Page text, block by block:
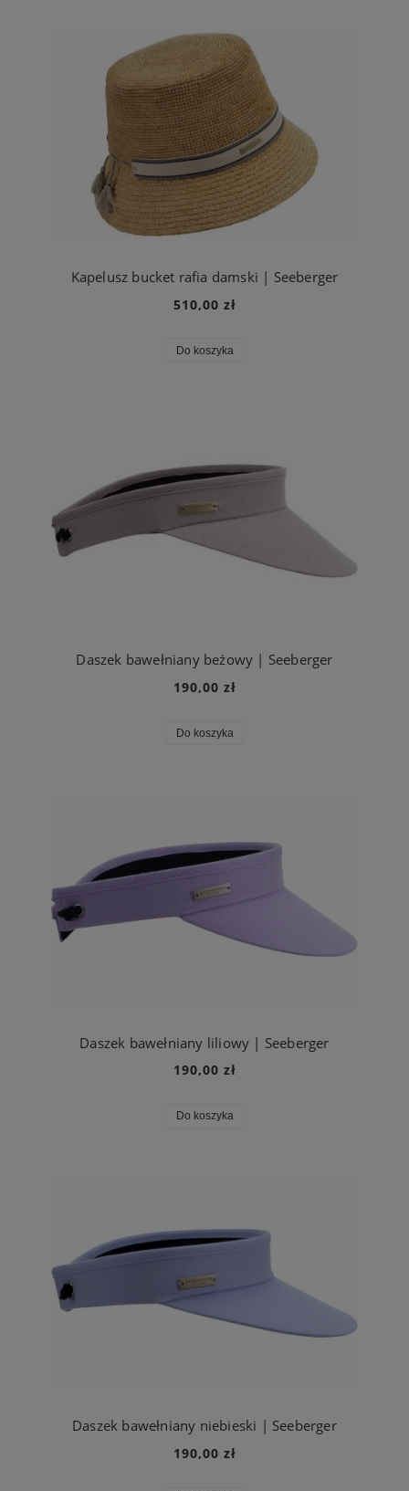
Kapelusz bucket rafia damski | Seeberger
510,00 zł
Do koszyka
Daszek bawełniany beżowy | Seeberger
190,00 zł
Do koszyka
Daszek bawełniany liliowy | Seeberger
190,00 zł
Do koszyka
Daszek bawełniany niebieski | Seeberger
190,00 zł